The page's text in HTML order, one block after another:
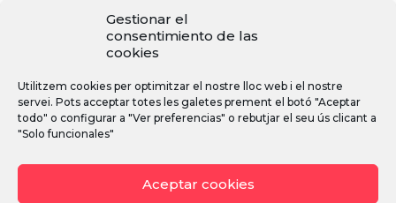
Gestionar el
consentimiento de las
cookies
Utilitzem cookies per optimitzar el nostre lloc web i el nostre
servei. Pots acceptar totes les galetes prement el botó "Aceptar
todo" o configurar a "Ver preferencias" o rebutjar el seu ús clicant a
"Solo funcionales"
Aceptar cookies
Zona de prensa:
Acreditacions
Inscripcions
Notícies
InstagramFacebook YouTube